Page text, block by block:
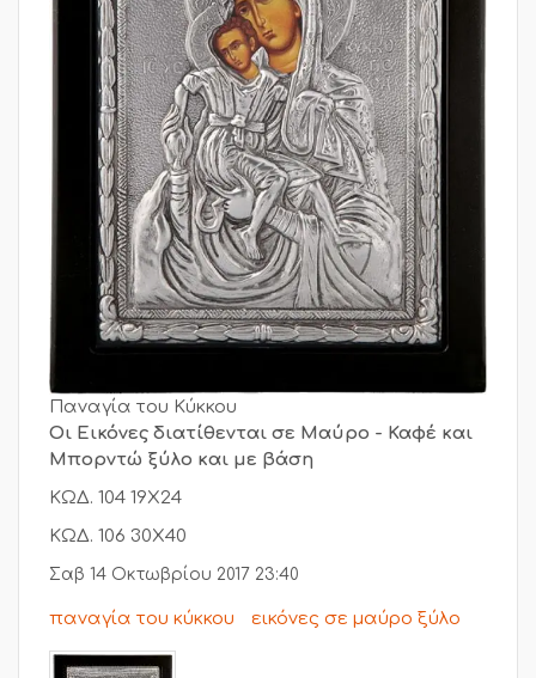
Παναγία του Κύκκου
Οι Εικόνες διατίθενται σε Μαύρο - Καφέ και
Μπορντώ ξύλο και με βάση
ΚΩΔ. 104 19Χ24
ΚΩΔ. 106 30Χ40
Σαβ 14 Οκτωβρίου 2017 23:40
παναγία του κύκκου εικόνες σε μαύρο ξύλο